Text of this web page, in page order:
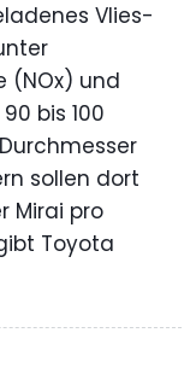
Vlies-
(NOx) und
bis 100
sollen dort
Mirai pro
Toyota